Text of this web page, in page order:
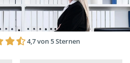
4,7 von 5 Sternen